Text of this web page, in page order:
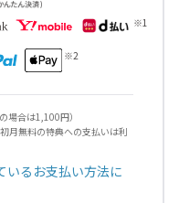
合は1,100円）
月無料の特典への支払いは利
いるお支払い方法に